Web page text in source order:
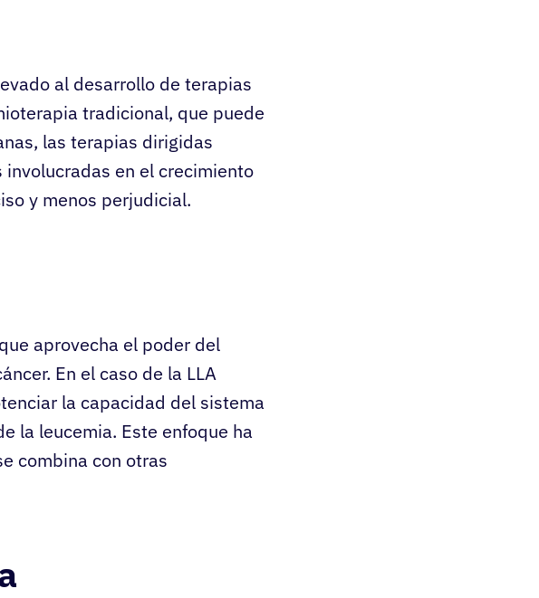
al desarrollo de terapias
tradicional, que puede
las terapias dirigidas
en el crecimiento
y menos perjudicial.
aprovecha el poder del
En el caso de la LLA
la capacidad del sistema
la leucemia. Este enfoque ha
combina con otras